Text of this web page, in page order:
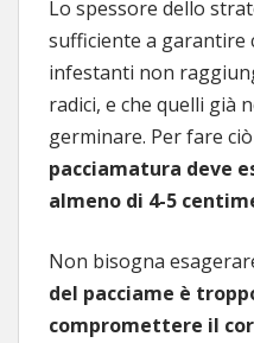
Lo spessore dello
sufficiente a garantire
infestanti non
radici, e che quelli già
germinare. Per fare ciò
pacciamatura deve
almeno di 4-5
Non bisogna
del pacciame è
compromettere il